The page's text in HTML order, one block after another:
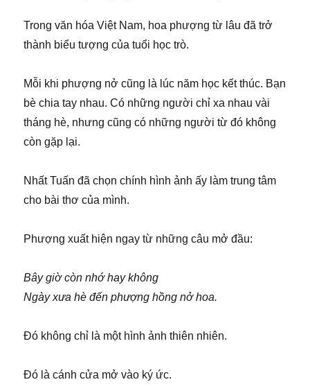
Trong văn hóa Việt Nam, hoa phượng từ lâu đã trở
thành biểu tượng của tuổi học trò.
Mỗi khi phượng nở cũng là lúc năm học kết thúc. Bạn
bè chia tay nhau. Có những người chỉ xa nhau vài
tháng hè, nhưng cũng có những người từ đó không
còn gặp lại.
Nhất Tuấn đã chọn chính hình ảnh ấy làm trung tâm
cho bài thơ của mình.
Phượng xuất hiện ngay từ những câu mở đầu:
Bây giờ còn nhớ hay không
Ngày xưa hè đến phượng hồng nở hoa.
Đó không chỉ là một hình ảnh thiên nhiên.
Đó là cánh cửa mở vào ký ức.